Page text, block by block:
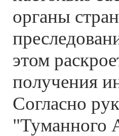
органы
этом
получения
Согласно
"Туманного